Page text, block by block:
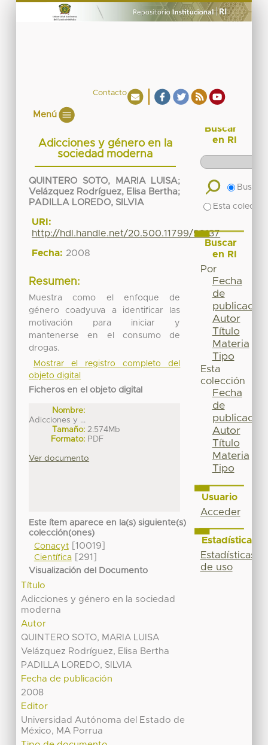
Contacto
Menú
Adicciones y género en la
sociedad moderna
QUINTERO SOTO, MARIA LUISA;
Velázquez Rodríguez, Elisa Bertha;
PADILLA LOREDO, SILVIA
URI:
http://hdl.handle.net/20.500.11799/99137
Fecha: 2008
Resumen:
Muestra como el enfoque de
género coadyuva a identificar las
motivación para iniciar y
mantenerse en el consumo de
drogas.
Mostrar el registro completo del
objeto digital
Ficheros en el objeto digital
Nombre:
Adicciones y ...
Tamaño: 2.574Mb
Formato: PDF
Ver documento
Este ítem aparece en la(s) siguiente(s)
colección(ones)
Conacyt[10019]
Científica[291]
Visualización del Documento
Título
Adicciones y género en la sociedad
moderna
Autor
QUINTERO SOTO, MARIA LUISA
Velázquez Rodríguez, Elisa Bertha
PADILLA LOREDO, SILVIA
Fecha de publicación
2008
Editor
Universidad Autónoma del Estado de
México, MA Porrua
Buscar
en RI
Buscar
Esta
Buscar
en RI
Por
Fecha
de
publicación
Autor
Título
Materia
Tipo
Esta
colección
Fecha
de
publicación
Autor
Título
Materia
Tipo
Usuario
Acceder
Estadísticas
Estadísticas
de uso